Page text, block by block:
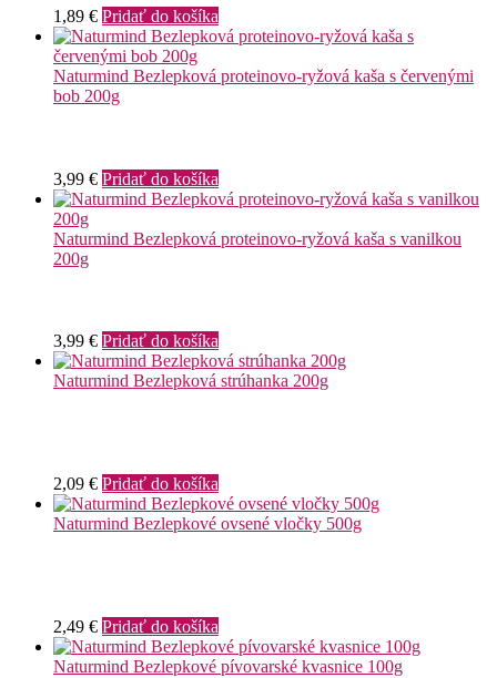
1,89 € Pridať do košíka
Naturmind Bezlepková proteinovo-ryžová kaša s červenými
bob 200g
3,99 € Pridať do košíka
Naturmind Bezlepková proteinovo-ryžová kaša s vanilkou
200g
3,99 € Pridať do košíka
Naturmind Bezlepková strúhanka 200g
2,09 € Pridať do košíka
Naturmind Bezlepkové ovsené vločky 500g
2,49 € Pridať do košíka
Naturmind Bezlepkové pívovarské kvasnice 100g